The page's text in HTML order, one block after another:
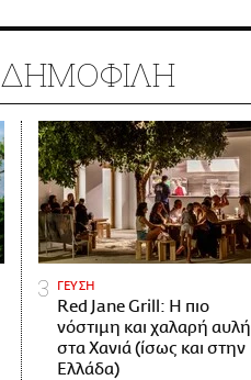
ΔΗΜΟΦΙΛΗ
ΓΕΥΣΗ
Red Jane Grill: Η πιο
νόστιμη και χαλαρή αυλή
στα Χανιά (ίσως και στην
Ελλάδα)